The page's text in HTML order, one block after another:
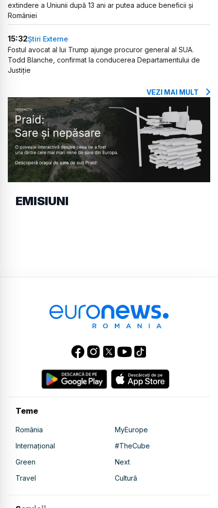
extindere a Uniunii după 13 ani ar putea aduce beneficii și
României
15:32Știri Externe
Fostul avocat al lui Trump ajunge procuror general al SUA.
Todd Blanche, confirmat la conducerea Departamentului de
Justiție
VEZI MAI MULT
EMISIUNI
Teme
România
MyEurope
Internațional
#TheCube
Green
Next
Travel
Cultură